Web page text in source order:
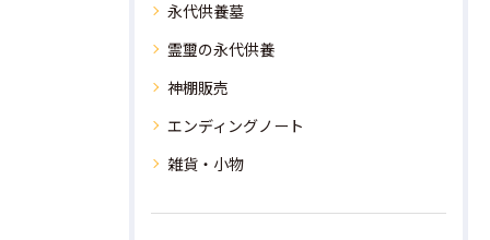
永代供養墓
霊璽の永代供養
神棚販売
エンディングノート
雑貨・小物